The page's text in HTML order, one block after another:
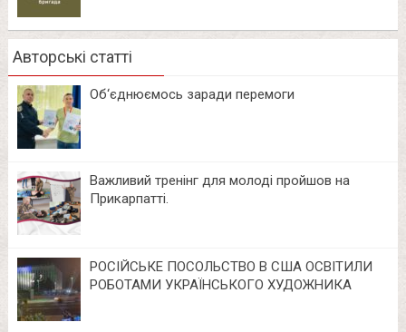
Авторські статті
Об‘єднюємось заради перемоги
Важливий тренінг для молоді пройшов на
Прикарпатті.
РОСІЙСЬКЕ ПОСОЛЬСТВО В США ОСВІТИЛИ
РОБОТАМИ УКРАЇНСЬКОГО ХУДОЖНИКА